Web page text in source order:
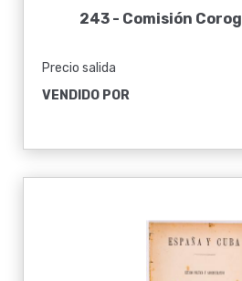
243 - Comisión
Precio salida
VENDIDO POR